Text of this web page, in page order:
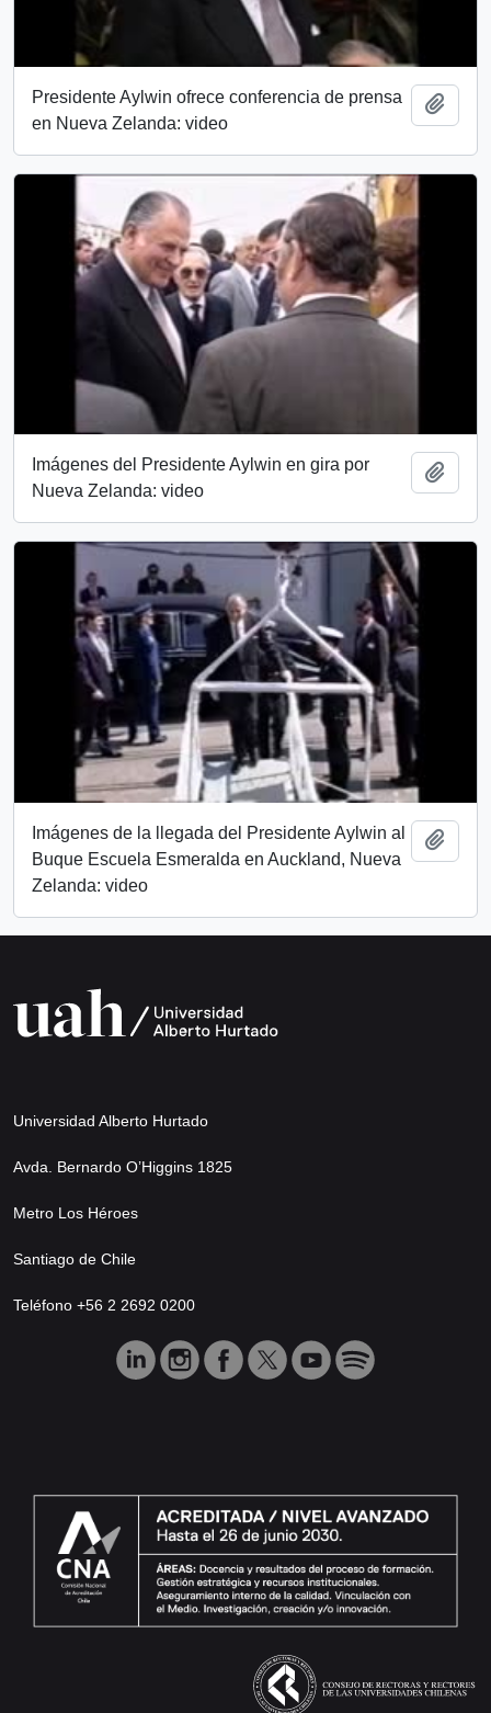
Presidente Aylwin ofrece conferencia de prensa
en Nueva Zelanda: video
Imágenes del Presidente Aylwin en gira por
Nueva Zelanda: video
Imágenes de la llegada del Presidente Aylwin al
Buque Escuela Esmeralda en Auckland, Nueva
Zelanda: video
Universidad Alberto Hurtado
Avda. Bernardo O’Higgins 1825
Metro Los Héroes
Santiago de Chile
Teléfono +56 2 2692 0200